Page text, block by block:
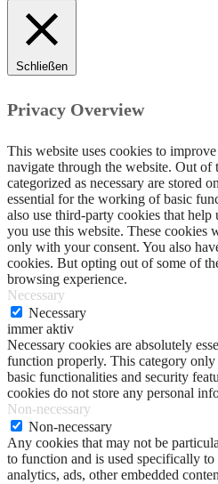
Schließen
Privacy Overview
This website uses cookies to
navigate through the website. Out of
categorized as necessary are stored
essential for the working of basic
also use third-party cookies that help
you use this website. These cookies
only with your consent. You also
cookies. But opting out of some of
browsing experience.
Necessary
Necessary
immer aktiv
Necessary cookies are absolutely
function properly. This category only
basic functionalities and security
cookies do not store any personal
Non-necessary
Non-necessary
Any cookies that may not be
to function and is used specifically to
analytics, ads, other embedded